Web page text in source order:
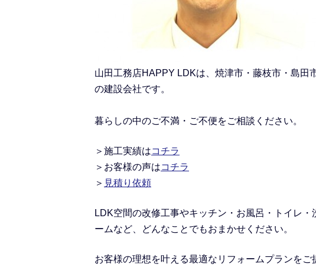
山田工務店HAPPY LDKは、焼津市・藤枝市・島田
の建設会社です。
暮らしの中のご不満・ご不便をご相談ください。
＞施工実績はコチラ
＞ お客様の声はコチラ
＞ 見積り依頼
LDK空間の改修工事やキッチン・お風呂・トイレ
ームなど、どんなことでもおまかせください。
お客様の理想を叶える最適なリフォームプランをご